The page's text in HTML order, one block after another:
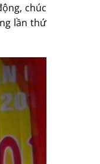
chúc
lần thứ